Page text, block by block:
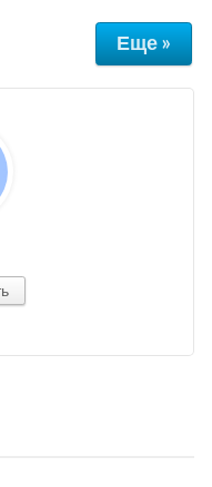
Еще »